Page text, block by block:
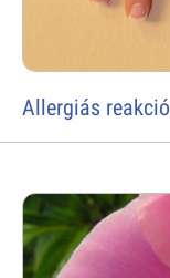
Allergiás reakció